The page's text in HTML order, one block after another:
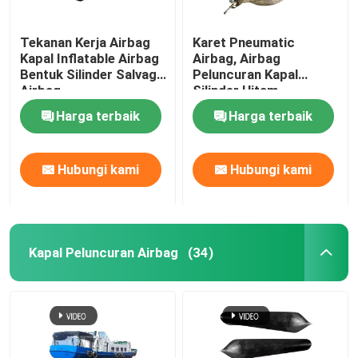
Tekanan Kerja Airbag
Kapal Inflatable Airbag
Bentuk Silinder Salvage
Airbag
Harga terbaik
Hubungi kami
Karet Pneumatic
Airbag, Airbag
Peluncuran Kapal
Silinder Hitam
Harga terbaik
Hubungi kami
Kapal Peluncuran Airbag (34)